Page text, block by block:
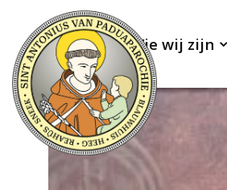
Wie wij zijn